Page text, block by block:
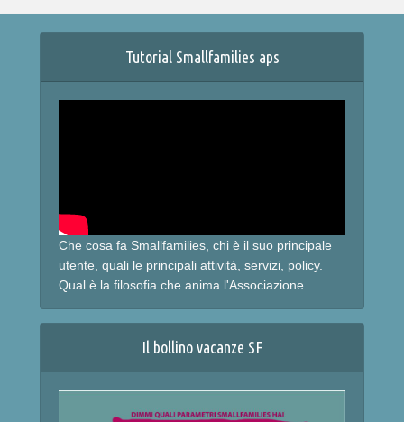
Tutorial Smallfamilies aps
Che cosa fa Smallfamilies, chi è il suo principale
utente, quali le principali attività, servizi, policy.
Qual è la filosofia che anima l'Associazione.
Il bollino vacanze SF